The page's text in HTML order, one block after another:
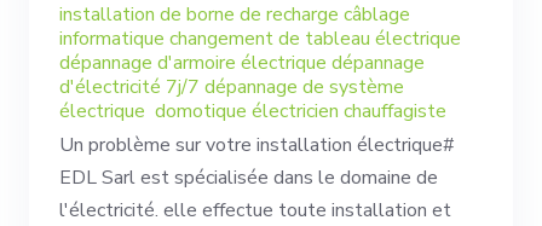
installation de borne de recharge câblage
informatique changement de tableau électrique
dépannage d'armoire électrique dépannage
d'électricité 7j/7 dépannage de système
électrique domotique électricien chauffagiste
Un problème sur votre installation électrique#
EDL Sarl est spécialisée dans le domaine de
l'électricité. elle effectue toute installation et